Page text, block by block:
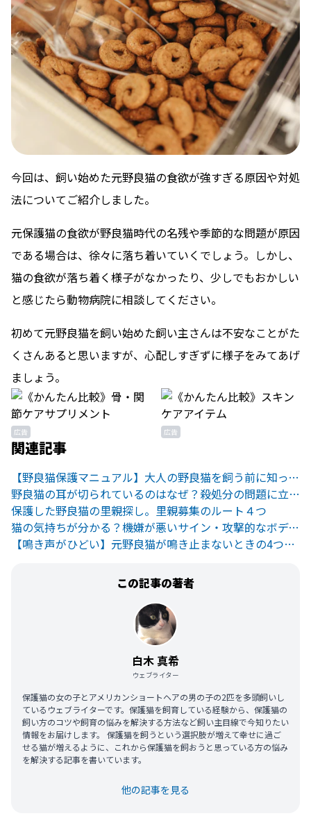
今回は、飼い始めた元野良猫の食欲が強すぎる原因や対処
法についてご紹介しました。
元保護猫の食欲が野良猫時代の名残や季節的な問題が原因
である場合は、徐々に落ち着いていくでしょう。しかし、
猫の食欲が落ち着く様子がなかったり、少しでもおかしい
と感じたら動物病院に相談してください。
初めて元野良猫を飼い始めた飼い主さんは不安なことがた
くさんあると思いますが、心配しすぎずに様子をみてあげ
ましょう。
広告 広告
関連記事
【野良猫保護マニュアル】大人の野良猫を飼う前に知っておきたいこと
野良猫の耳が切られているのはなぜ？殺処分の問題に立ち向かうTNR活動とは。
保護した野良猫の里親探し。里親募集のルート４つ
猫の気持ちが分かる？機嫌が悪いサイン・攻撃的なボディランゲージ
【鳴き声がひどい】元野良猫が鳴き止まないときの4つの対処法
この記事の著者
白木 真希
ウェブライター
保護猫の女の子とアメリカンショートヘアの男の子の2匹を多頭飼いし
ているウェブライターです。保護猫を飼育している経験から、保護猫の
飼い方のコツや飼育の悩みを解決する方法など飼い主目線で今知りたい
情報をお届けします。 保護猫を飼うという選択肢が増えて幸せに過ご
せる猫が増えるように、これから保護猫を飼おうと思っている方の悩み
を解決する記事を書いています。
他の記事を見る